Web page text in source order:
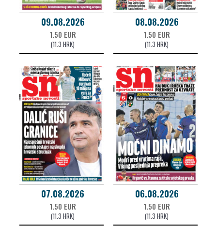
09.08.2026
1.50 EUR
(11.3 HRK)
08.08.2026
1.50 EUR
(11.3 HRK)
07.08.2026
1.50 EUR
(11.3 HRK)
06.08.2026
1.50 EUR
(11.3 HRK)